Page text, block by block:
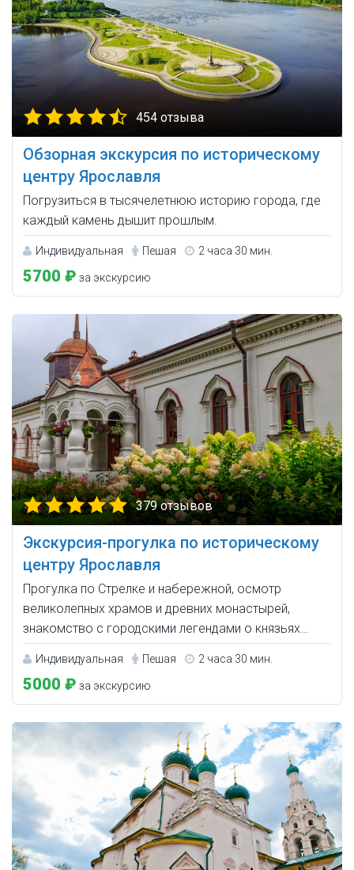
454 отзыва
Обзорная экскурсия по историческому
центру Ярославля
Погрузиться в тысячелетнюю историю города, где
каждый камень дышит прошлым.
Индивидуальная Пешая 2 часа 30 мин.
5700 ₽ за экскурсию
379 отзывов
Экскурсия-прогулка по историческому
центру Ярославля
Прогулка по Стрелке и набережной, осмотр
великолепных храмов и древних монастырей,
знакомство с городскими легендами о князьях…
Индивидуальная Пешая 2 часа 30 мин.
5000 ₽ за экскурсию